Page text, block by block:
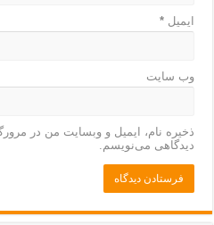
ایمیل*
وب‌ سایت
ذخیره نام، ایمیل و وبسایت من در
دیدگاهی می‌نویسم.